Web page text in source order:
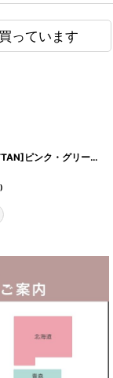
っています
[ERUKEI/SETTAN]ピンク・グリーン・マーメイド・リボン・スリット・ビジュー・シンプル・タイト・Vネック・ロングドレス[送料無料]